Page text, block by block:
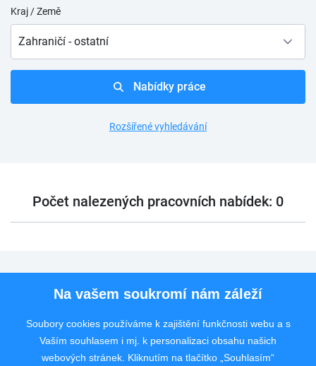
Kraj / Země
Zahraničí - ostatní
Nabídky práce
Rozšířené vyhledávání
Počet nalezených pracovních nabídek: 0
Pro uchazeče
Rychlý kontakt
Na vašem soukromí nám záleží
Soubory cookies používáme k zajištění funkčnosti webu a s
Vaším souhlasem i mj. k personalizaci obsahu našich
webových stránek. Kliknutím na tlačítko „Souhlasím“